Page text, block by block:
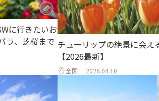
に行きたいお
ラ、芝桜まで チューリップの絶景に会え
【2026最新】
全国 2026.04.10